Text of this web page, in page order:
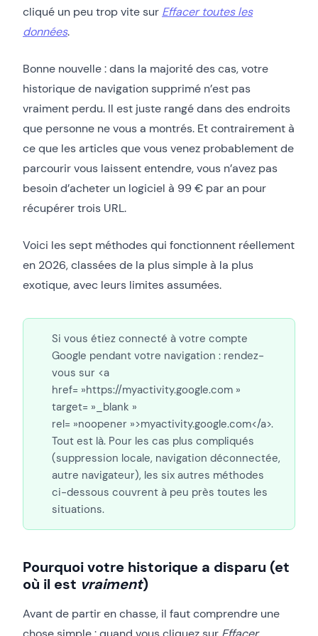
cliqué un peu trop vite sur Effacer toutes les
données.
Bonne nouvelle : dans la majorité des cas, votre
historique de navigation supprimé n’est pas
vraiment perdu. Il est juste rangé dans des endroits
que personne ne vous a montrés. Et contrairement à
ce que les articles que vous venez probablement de
parcourir vous laissent entendre, vous n’avez pas
besoin d’acheter un logiciel à 99 € par an pour
récupérer trois URL.
Voici les sept méthodes qui fonctionnent réellement
en 2026, classées de la plus simple à la plus
exotique, avec leurs limites assumées.
Si vous étiez connecté à votre compte
Google pendant votre navigation : rendez-
vous sur <a
href= »https://myactivity.google.com »
target= »_blank »
rel= »noopener »>myactivity.google.com</a>.
Tout est là. Pour les cas plus compliqués
(suppression locale, navigation déconnectée,
autre navigateur), les six autres méthodes
ci-dessous couvrent à peu près toutes les
situations.
Pourquoi votre historique a disparu (et
où il est vraiment)
Avant de partir en chasse, il faut comprendre une